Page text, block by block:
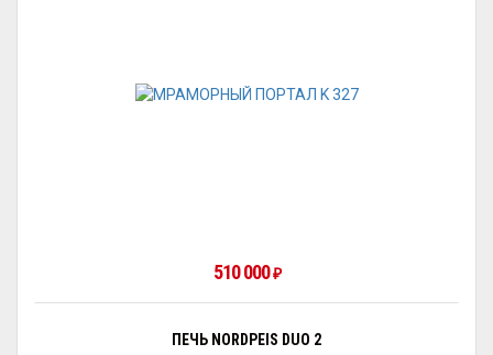
510 000₽
ПЕЧЬ NORDPEIS DUO 2